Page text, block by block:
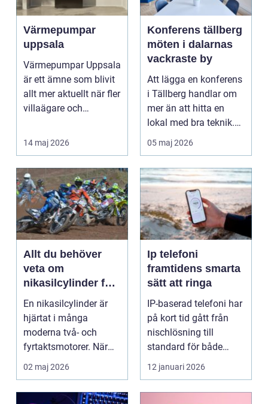
Värmepumpar
uppsala
Värmepumpar Uppsala
är ett ämne som blivit
allt mer aktuellt när fler
villaägare och
14 maj 2026
Konferens tällberg
möten i dalarnas
vackraste by
Att lägga en konferens
i Tällberg handlar om
mer än att hitta en
lokal med bra teknik.
Den lilla byn...
05 maj 2026
Allt du behöver
veta om
nikasilcylinder för
motorcykel och
snöskoter
En nikasilcylinder är
hjärtat i många
moderna två- och
fyrtaktsmotorer. När
den fungerar som den
02 maj 2026
Ip telefoni
framtidens smarta
sätt att ringa
IP-baserad telefoni har
på kort tid gått från
nischlösning till
standard för både
företag och privat...
12 januari 2026